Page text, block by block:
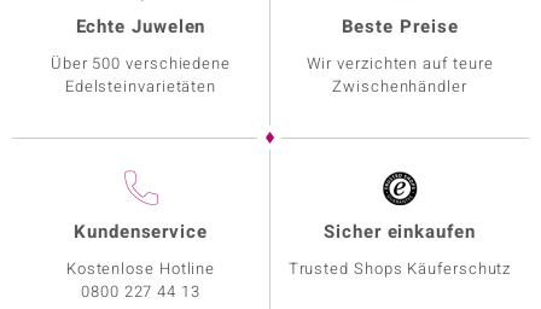
Echte Juwelen
Über 500 verschiedene
Edelsteinvarietäten
Beste Preise
Wir verzichten auf teure
Zwischenhändler
Kundenservice
Kostenlose Hotline
0800 227 44 13
Sicher einkaufen
Trusted Shops Käuferschutz